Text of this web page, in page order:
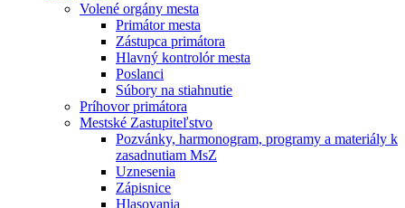
Volené orgány mesta
Primátor mesta
Zástupca primátora
Hlavný kontrolór mesta
Poslanci
Súbory na stiahnutie
Príhovor primátora
Mestské Zastupiteľstvo
Pozvánky, harmonogram, programy a materiály k
zasadnutiam MsZ
Uznesenia
Zápisnice
Hlasovania